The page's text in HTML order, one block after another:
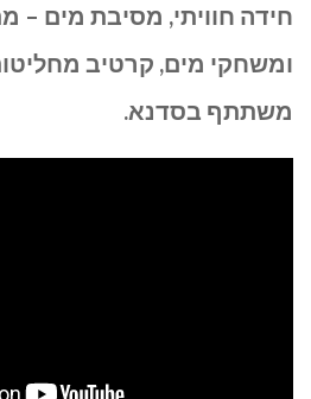
חידה חוויתי, מסיבת מים
ומשחקי מים, קרטיב
משתתף בסדנא.